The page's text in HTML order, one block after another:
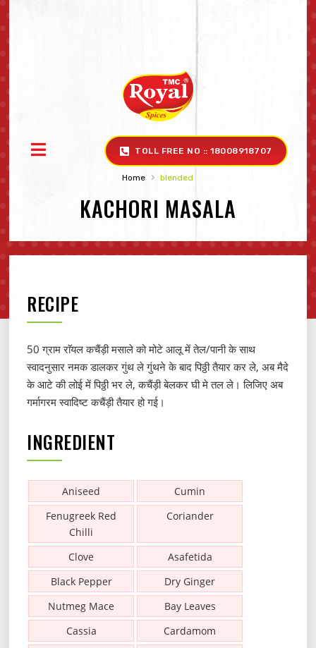
TOLL FREE NO :: 18008918707
Home › blended
KACHORI MASALA
RECIPE
50 ग्राम राॅयल कचैंड़ी मसाले को मोटे आलू में तेल/पानी के साथ
स्वादनुसार नमक डालकर गुंथ ले गुंथने के बाद पिठ्ठी तैयार कर ले, अब मैदे
के आटे की लोई में पिठ्ठी भर ले, कचैंड़ी बेलकर घी मे तल ले। लिजिए अब
गर्मागरम स्वादिष्ट कचैंड़ी तैयार हो गई।
INGREDIENT
Aniseed
Cumin
Fenugreek Red
Chilli
Coriander
Clove
Asafetida
Black Pepper
Dry Ginger
Nutmeg Mace
Bay Leaves
Cassia
Cardamom